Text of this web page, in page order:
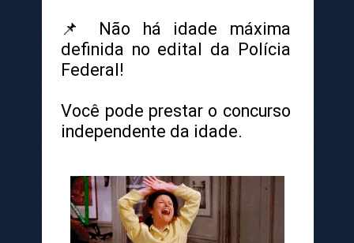
📌 Não há idade máxima
definida no edital da Polícia
Federal!
Você pode prestar o concurso
independente da idade.